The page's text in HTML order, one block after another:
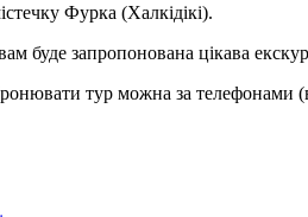
Фурка (Халкідікі).
буде запропонована цікава
тур можна за телефонами